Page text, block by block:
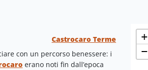
Castrocaro Terme
con un percorso benessere: i
erano noti fin dall’epoca
+
−